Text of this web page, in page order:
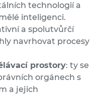
technologií a
inteligenci.
a spolutvůrčí
navrhovat procesy
prostory: ty se
orgánech s
a jejich